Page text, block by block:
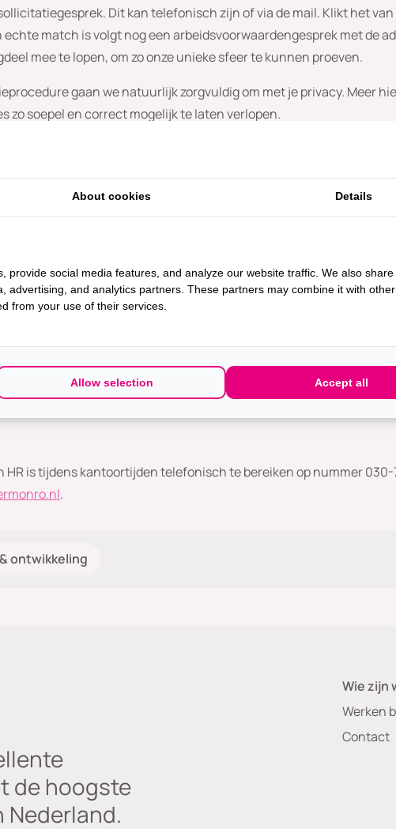
Dit kan telefonisch zijn of via de mail. Klikt het
echte match is volgt nog een arbeidsvoorwaardengesprek met de
mee te lopen, om zo onze unieke sfeer te kunnen proeven.
gaan we natuurlijk zorgvuldig om met je privacy. Meer
zo soepel en correct mogelijk te laten verlopen.
aan het woord
een vraag? Neem dan gerust
op met de afdeling HR.’
den Daas
HR is tijdens kantoortijden telefonisch te bereiken op nummer 030-
.
ontwikkeling
de hoogste
Wie zijn
Werken
Contact
About cookies Details
provide social media features, and analyze our website traffic. We also
advertising, and analytics partners. These partners may combine it with
from your use of their services.
Allow selection Accept all